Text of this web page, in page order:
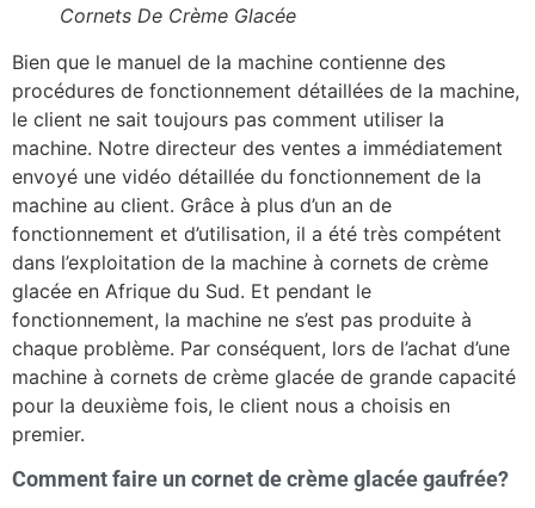
Cornets De Crème Glacée
Bien que le manuel de la machine contienne des
procédures de fonctionnement détaillées de la machine,
le client ne sait toujours pas comment utiliser la
machine. Notre directeur des ventes a immédiatement
envoyé une vidéo détaillée du fonctionnement de la
machine au client. Grâce à plus d’un an de
fonctionnement et d’utilisation, il a été très compétent
dans l’exploitation de la machine à cornets de crème
glacée en Afrique du Sud. Et pendant le
fonctionnement, la machine ne s’est pas produite à
chaque problème. Par conséquent, lors de l’achat d’une
machine à cornets de crème glacée de grande capacité
pour la deuxième fois, le client nous a choisis en
premier.
Comment faire un cornet de crème glacée gaufrée?